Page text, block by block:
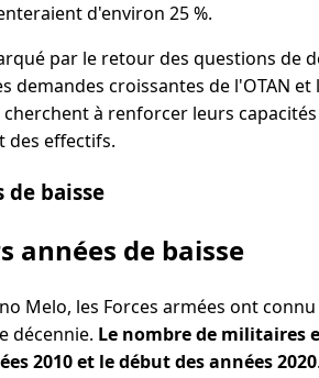
d'environ 25 %.
par le retour des questions de
demandes croissantes de l'OTAN
à renforcer leurs
des effectifs.
de baisse
années de baisse
Melo, les Forces armées ont
décennie. Le nombre de militaires
2010 et le début des années 2020.